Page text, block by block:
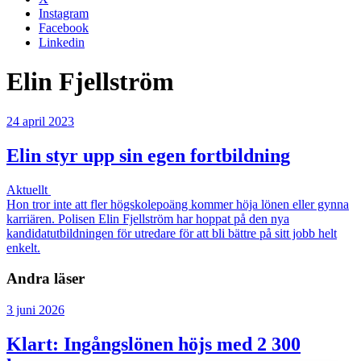
Instagram
Facebook
Linkedin
Elin Fjellström
24 april 2023
Elin styr upp sin egen fortbildning
Aktuellt
Hon tror inte att fler högskolepoäng kommer höja lönen eller gynna
karriären. Polisen Elin Fjellström har hoppat på den nya
kandidatutbildningen för utredare för att bli bättre på sitt jobb helt
enkelt.
Andra läser
3 juni 2026
Klart: Ingångslönen höjs med 2 300